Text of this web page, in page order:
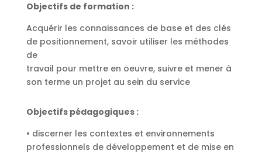
Objectifs de formation :
Acquérir les connaissances de base et des clés
de positionnement, savoir utiliser les méthodes
de
travail pour mettre en oeuvre, suivre et mener à
son terme un projet au sein du service
Objectifs pédagogiques :
• discerner les contextes et environnements
professionnels de développement et de mise en